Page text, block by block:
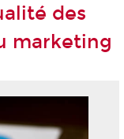
des
marketing